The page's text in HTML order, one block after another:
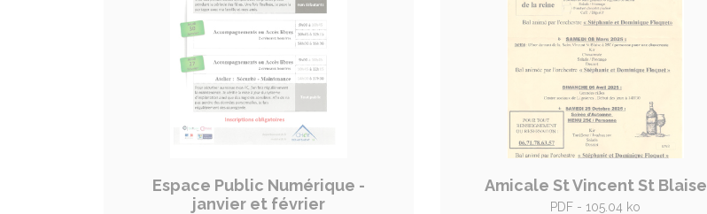
Espace Public Numérique -
janvier et février
Amicale St Vincent St Blaise
PDF - 105.04 ko